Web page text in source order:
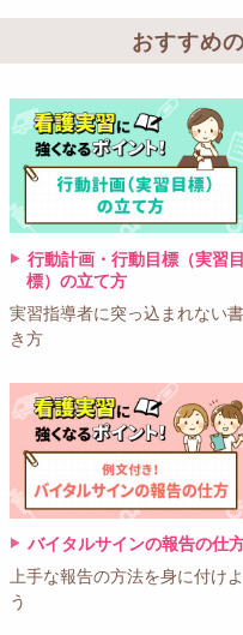
おすすめ
行動計画・行動目標（実習目
標）の立て方
実習指導者に突っ込まれない書
き方
バイタルサインの報告の仕
上手な報告の方法を身に付けよ
う